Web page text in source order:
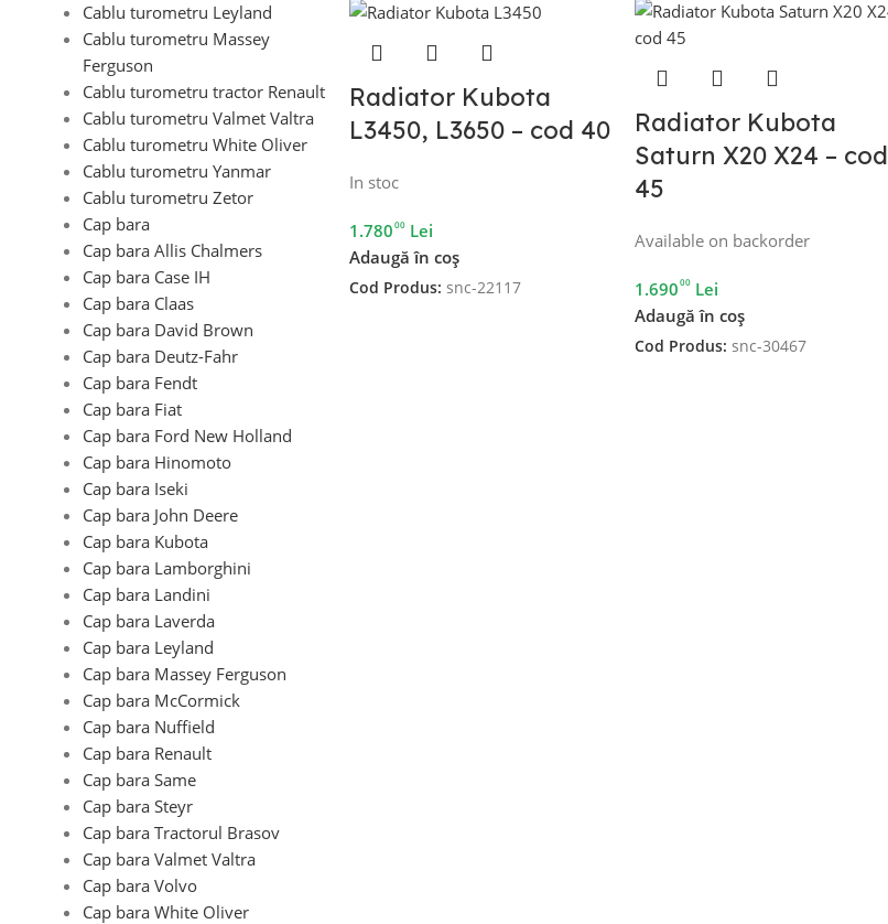
Cablu turometru Leyland
Cablu turometru Massey
Ferguson
Cablu turometru tractor Renault
Cablu turometru Valmet Valtra
Cablu turometru White Oliver
Cablu turometru Yanmar
Cablu turometru Zetor
Cap bara
Cap bara Allis Chalmers
Cap bara Case IH
Cap bara Claas
Cap bara David Brown
Cap bara Deutz-Fahr
Cap bara Fendt
Cap bara Fiat
Cap bara Ford New Holland
Cap bara Hinomoto
Cap bara Iseki
Cap bara John Deere
Cap bara Kubota
Cap bara Lamborghini
Cap bara Landini
Cap bara Laverda
Cap bara Leyland
Cap bara Massey Ferguson
Cap bara McCormick
Cap bara Nuffield
Cap bara Renault
Cap bara Same
Cap bara Steyr
Cap bara Tractorul Brasov
Cap bara Valmet Valtra
Cap bara Volvo
Cap bara White Oliver
Radiator Kubota
L3450, L3650 – cod 40
In stoc
1.78000 Lei
Adaugă în coș
Cod Produs: snc-22117
Radiator Kubota
Saturn X20 X24 – cod
45
Available on backorder
1.69000 Lei
Adaugă în coș
Cod Produs: snc-30467